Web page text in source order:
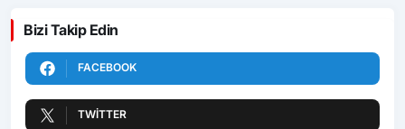
Bizi Takip Edin
FACEBOOK
TWITTER